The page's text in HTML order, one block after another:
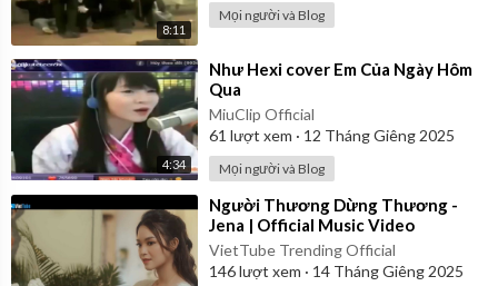
8:11
Mọi người và Blog
4:34
⁣Như Hexi cover Em Của Ngày Hôm
Qua
MiuClip Official
61 lượt xem · 12 Tháng Giêng 2025
Mọi người và Blog
⁣Người Thương Dừng Thương -
Jena | Official Music Video
VietTube Trending Official
146lượt xem · 14 Tháng Giêng 2025